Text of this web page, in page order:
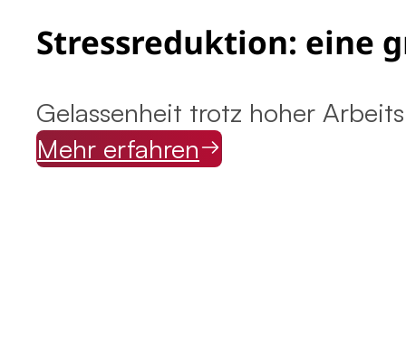
Stressreduktion: eine
Gelassenheit trotz hoher
Mehr erfahren